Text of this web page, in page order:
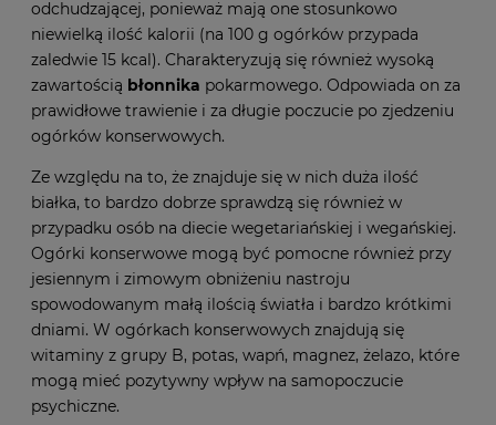
odchudzającej, ponieważ mają one stosunkowo
niewielką ilość kalorii (na 100 g ogórków przypada
zaledwie 15 kcal). Charakteryzują się również wysoką
zawartością błonnika pokarmowego. Odpowiada on za
prawidłowe trawienie i za długie poczucie po zjedzeniu
ogórków konserwowych.
Ze względu na to, że znajduje się w nich duża ilość
białka, to bardzo dobrze sprawdzą się również w
przypadku osób na diecie wegetariańskiej i wegańskiej.
Ogórki konserwowe mogą być pomocne również przy
jesiennym i zimowym obniżeniu nastroju
spowodowanym małą ilością światła i bardzo krótkimi
dniami. W ogórkach konserwowych znajdują się
witaminy z grupy B, potas, wapń, magnez, żelazo, które
mogą mieć pozytywny wpływ na samopoczucie
psychiczne.